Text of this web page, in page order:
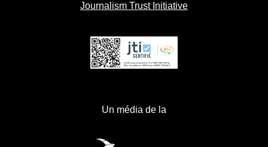
Journalism Trust Initiative
Un média de la